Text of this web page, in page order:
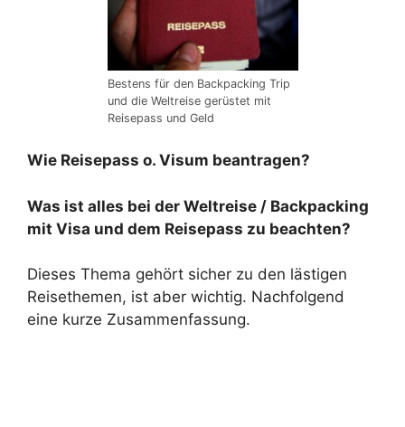
Bestens für den Backpacking Trip
und die Weltreise gerüstet mit
Reisepass und Geld
Wie Reisepass o. Visum beantragen?
Was ist alles bei der Weltreise / Backpacking
mit Visa und dem Reisepass zu beachten?
Dieses Thema gehört sicher zu den lästigen
Reisethemen, ist aber wichtig. Nachfolgend
eine kurze Zusammenfassung.